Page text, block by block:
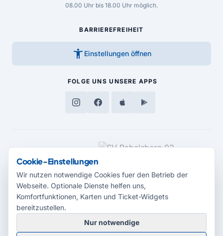
08.00 Uhr bis 18.00 Uhr möglich.
BARRIEREFREIHEIT
accessibility_new Einstellungen öffnen
FOLGE UNS UNSERE APPS
MEDIENPARTNER
© 2026 Radio Potsdam. Webseite entwickelt durch dieMedienagentur
Cookie-Einstellungen
Wir nutzen notwendige Cookies fuer den Betrieb der
Webseite. Optionale Dienste helfen uns,
Komfortfunktionen, Karten und Ticket-Widgets
bereitzustellen.
Nur notwendige